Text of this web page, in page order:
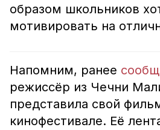
образом школьников
мотивировать на
Напомним, ранее
режиссёр из Чечни
представила свой
кинофестивале. Её